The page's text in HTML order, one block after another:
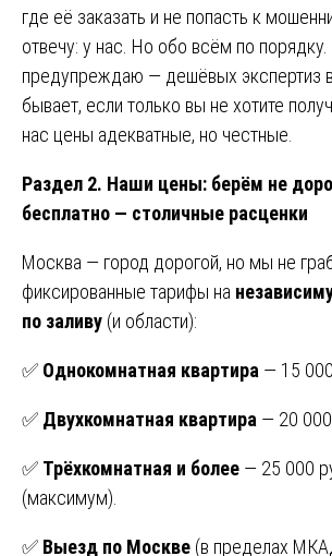
где её заказать и не попасть к
отвечу: у нас. Но обо всём по
предупреждаю — дешёвых экспертиз
бывает, если только вы не хотите
нас цены адекватные, но честные.
Раздел 2. Наши цены: берём не
бесплатно — столичные расценки
Москва — город дорогой, но мы не
фиксированные тарифы на
по заливу (и области):
✅ Однокомнатная квартира — 15
✅ Двухкомнатная квартира — 20 000
✅ Трёхкомнатная и более — 25 000
(максимум).
✅ Выезд по Москве (в пределах